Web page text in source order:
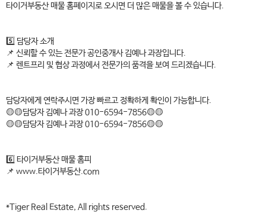
타이거부동산 매물 홈페이지로 오시면 더 많은 매물을 볼 수 있습니다.
5️⃣ 담당자 소개
📌 신뢰할 수 있는 전문가 공인중개사 김예나 과장입니다.
📌 렌트프리 및 협상 과정에서 전문가의 품격을 보여 드리겠습니다.
담당자에게 연락주시면 가장 빠르고 정확하게 확인이 가능합니다.
🟡🟡담당자 김예나 과장 010-6594-7856🟡🟡
🟡🟡담당자 김예나 과장 010-6594-7856🟡🟡
6️⃣ 타이거부동산 매물 홈피
📌 www.타이거부동산.com
*Tiger Real Estate, All rights reserved.